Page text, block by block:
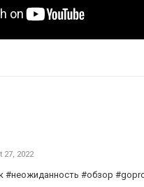
27, 2022
#обзор